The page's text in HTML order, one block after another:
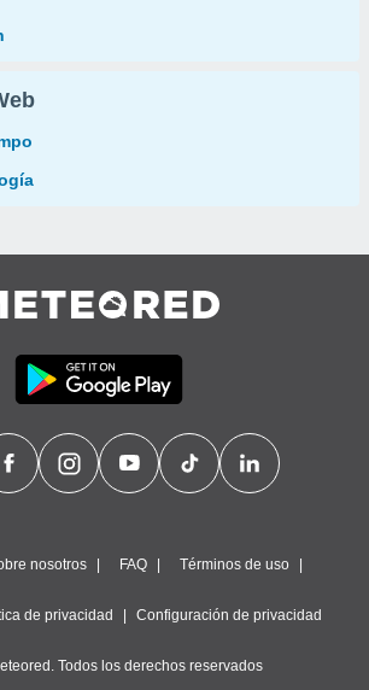
nosotros FAQ Términos de uso
de privacidad Configuración de privacidad
Todos los derechos reservados